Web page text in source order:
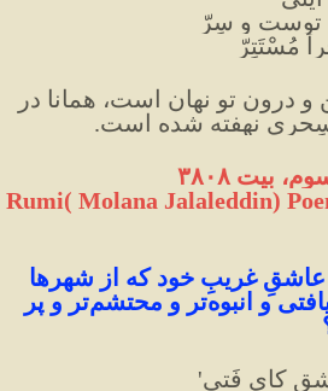
توست و سِرّ
مُسْتَتِرّ
نهفته شده است.
بیت ۳۸۰۸
Rumi( Molana Jalaleddin)
کای فَتی'